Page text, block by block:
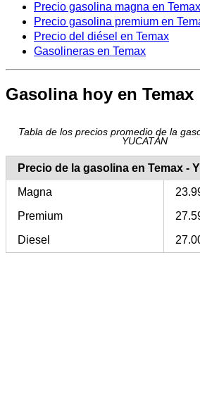
Precio gasolina magna en Temax
Precio gasolina premium en
Precio del diésel en Temax
Gasolineras en Temax
Gasolina hoy en Temax
Tabla de los precios promedio de la
YUCATÁN
Precio de la gasolina en Temax -
Magna
Premium
Diesel